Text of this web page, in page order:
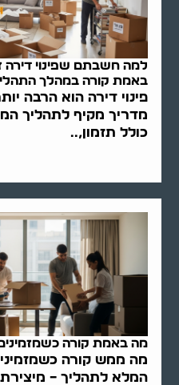
למה חשבתם שפינוי דירה
באמת קורה במהלך
פינוי דירה הוא הרבה
מדריך מקיף לתהליך
כולל תזמון,..
מה באמת קורה כשמזמינים
מה ממש קורה
המלא לתהליך –